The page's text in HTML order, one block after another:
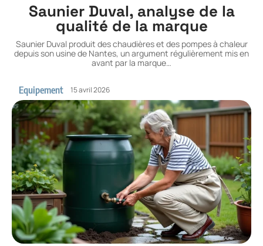
Saunier Duval, analyse de la
qualité de la marque
Saunier Duval produit des chaudières et des pompes à chaleur
depuis son usine de Nantes, un argument régulièrement mis en
avant par la marque…
Equipement 15 avril 2026